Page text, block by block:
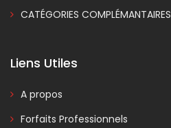
CATÉGORIES COMPLÉMANTAIRES
Liens Utiles
A propos
Forfaits Professionnels